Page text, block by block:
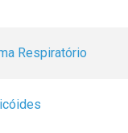
Respiratório